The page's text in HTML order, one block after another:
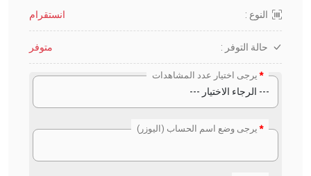
النوع : انستقرام
حالة التوفر : متوفر
يرجى اختيار عدد المشاهدات
يرجى وضع اسم الحساب (اليوزر)